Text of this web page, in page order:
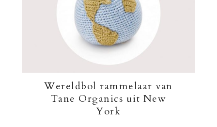
Wereldbol rammelaar van
Tane Organics uit New
York